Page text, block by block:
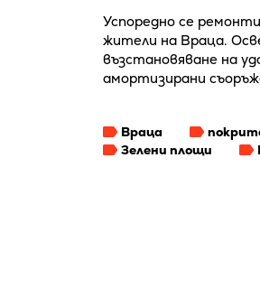
Успоредно се
жители на Враца.
възстановяване на
амортизирани
Враца
Зелени площи